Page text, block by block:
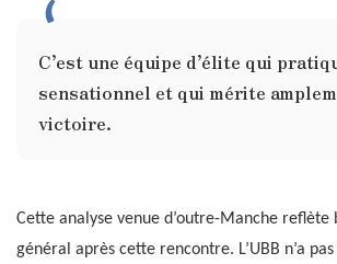
C’est une équipe d’élite qui
sensationnel et qui mérite
victoire.
Cette analyse venue d’outre-Manche
général après cette rencontre. L’UBB n’a